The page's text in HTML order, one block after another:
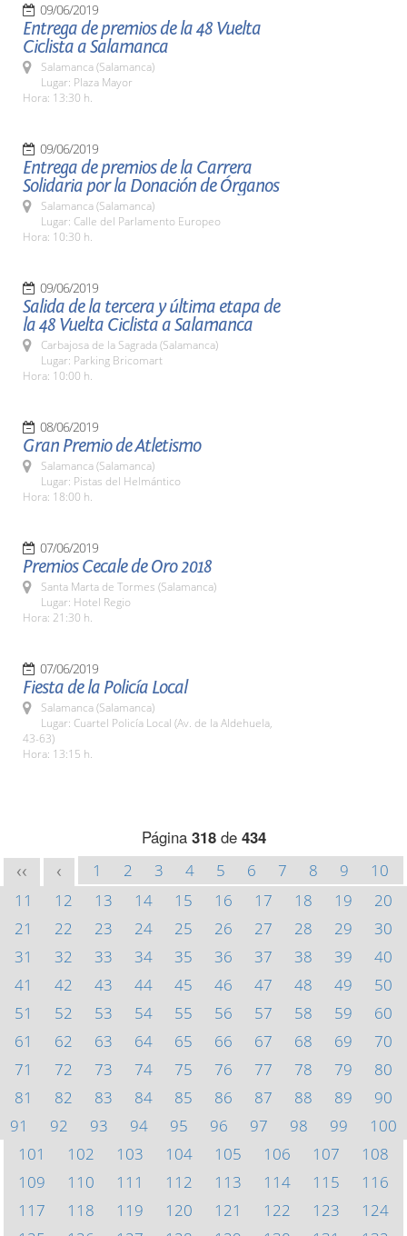
09/06/2019
Entrega de premios de la 48 Vuelta
Ciclista a Salamanca
Salamanca (Salamanca)
Lugar: Plaza Mayor
Hora: 13:30 h.
09/06/2019
Entrega de premios de la Carrera
Solidaria por la Donación de Órganos
Salamanca (Salamanca)
Lugar: Calle del Parlamento Europeo
Hora: 10:30 h.
09/06/2019
Salida de la tercera y última etapa de
la 48 Vuelta Ciclista a Salamanca
Carbajosa de la Sagrada (Salamanca)
Lugar: Parking Bricomart
Hora: 10:00 h.
08/06/2019
Gran Premio de Atletismo
Salamanca (Salamanca)
Lugar: Pistas del Helmántico
Hora: 18:00 h.
07/06/2019
Premios Cecale de Oro 2018
Santa Marta de Tormes (Salamanca)
Lugar: Hotel Regio
Hora: 21:30 h.
07/06/2019
Fiesta de la Policía Local
Salamanca (Salamanca)
Lugar: Cuartel Policía Local (Av. de la Aldehuela,
43-63)
Hora: 13:15 h.
Página 318de 434
<< < 1 2 3 4 5 6 7 8 9
10
11
12 13 14 15 16 17 18 19
20
21
22 23 24 25 26 27 28 29
30
31
32 33 34 35 36 37 38 39
40
41
42 43 44 45 46 47 48 49
50
51
52 53 54 55 56 57 58 59
60
61
62 63 64 65 66 67 68 69
70
71
72 73 74 75 76 77 78 79
80
81
82 83 84 85 86 87 88 89
90
91
92 93 94 95 96 97 98 99
100
101
102 103 104 105 106 107
108
109
110 111 112 113 114 115
116
117
118 119 120 121 122 123
124